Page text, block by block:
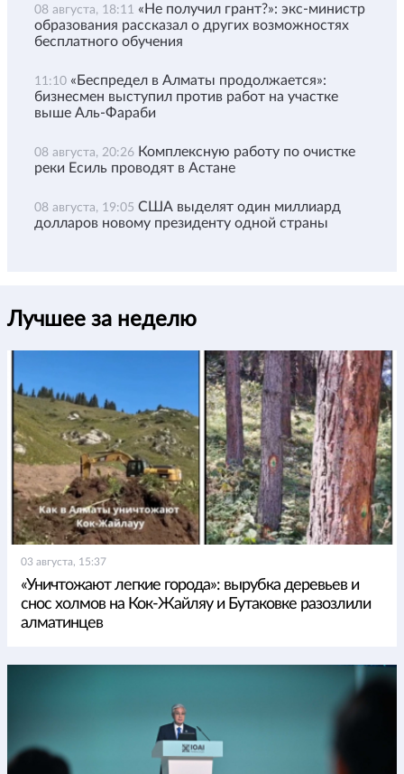
08 августа, 18:11 «Не получил грант?»: экс-министр
образования рассказал о других возможностях
бесплатного обучения
11:10 «Беспредел в Алматы продолжается»:
бизнесмен выступил против работ на участке
выше Аль-Фараби
08 августа, 20:26 Комплексную работу по очистке
реки Есиль проводят в Астане
08 августа, 19:05 США выделят один миллиард
долларов новому президенту одной страны
Лучшее за неделю
03 августа, 15:37
«Уничтожают легкие города»: вырубка деревьев и
снос холмов на Кок-Жайляу и Бутаковке разозлили
алматинцев